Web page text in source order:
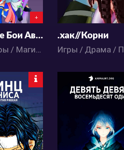
+
Карточные Бои Авангарда: Если
Аниме / Игры / Магия / Приключения / Школа / Экшен
.хак//Корни
7026